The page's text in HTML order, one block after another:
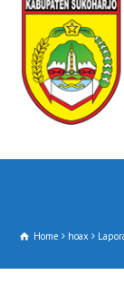
Home hoax